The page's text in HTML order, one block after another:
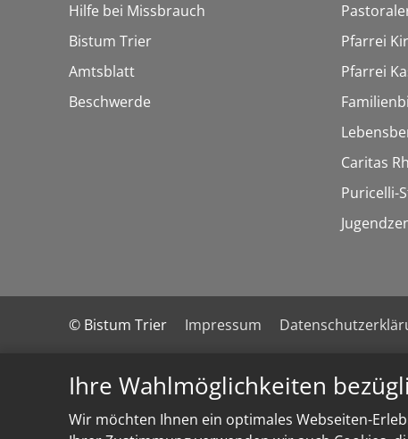
Ihre Wahlmöglichkeiten
Wir möchten Ihnen ein optimales Webseiten-
Hilfe bei Missbrauch
Bistum Trier
Amtsblatt
Beschwerde
Pfarrei
Pfarrei
Caritas
Puricelli-
© Bistum Trier Impressum